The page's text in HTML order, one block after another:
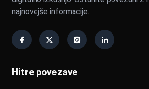
najnovejše informacije.
Hitre povezave